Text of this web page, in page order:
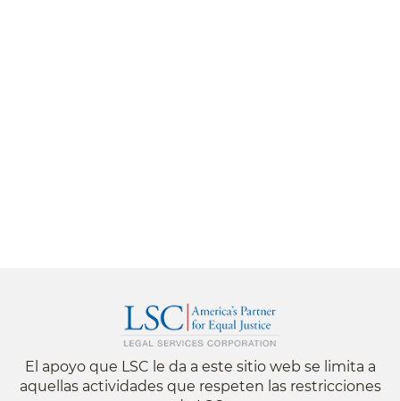
El apoyo que LSC le da a este sitio web se limita a
aquellas actividades que respeten las restricciones